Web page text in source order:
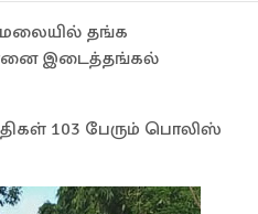
தங்க
இடைத்தங்கல்
103 பேரும் பொலிஸ்